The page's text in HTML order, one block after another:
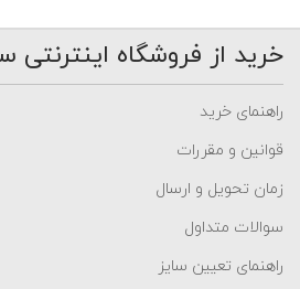
خرید از فروشگاه اینترنتی
راهنمای خرید
قوانین و مقررات
زمان تحویل و ارسال
سوالات متداول
راهنمای تعیین سایز